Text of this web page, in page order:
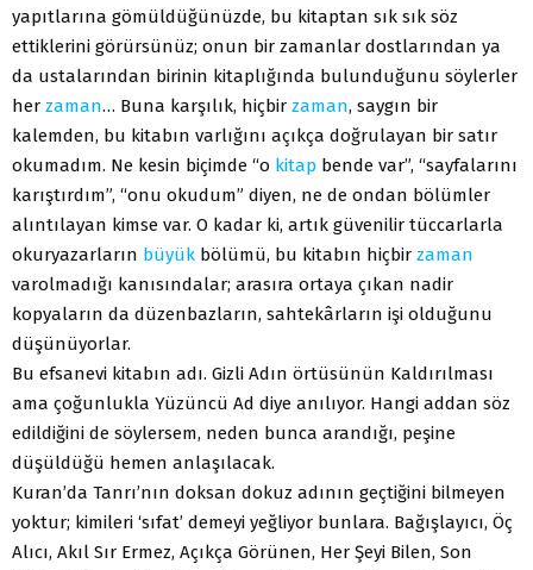
yapıtlarına gömüldüğünüzde, bu kitaptan sık sık söz
ettiklerini görürsünüz; onun bir zamanlar dostlarından ya
da ustalarından birinin kitaplığında bulunduğunu söylerler
her zaman… Buna karşılık, hiçbir zaman, saygın bir
kalemden, bu kitabın varlığını açıkça doğrulayan bir satır
okumadım. Ne kesin biçimde “o kitap bende var”, “sayfalarını
karıştırdım”, “onu okudum” diyen, ne de ondan bölümler
alıntılayan kimse var. O kadar ki, artık güvenilir tüccarlarla
okuryazarların büyük bölümü, bu kitabın hiçbir zaman
varolmadığı kanısındalar; arasıra ortaya çıkan nadir
kopyaların da düzenbazların, sahtekârların işi olduğunu
düşünüyorlar.
Bu efsanevi kitabın adı. Gizli Adın örtüsünün Kaldırılması
ama çoğunlukla Yüzüncü Ad diye anılıyor. Hangi addan söz
edildiğini de söylersem, neden bunca arandığı, peşine
düşüldüğü hemen anlaşılacak.
Kuran’da Tanrı’nın doksan dokuz adının geçtiğini bilmeyen
yoktur; kimileri ‘sıfat’ demeyi yeğliyor bunlara. Bağışlayıcı, Öç
Alıcı, Akıl Sır Ermez, Açıkça Görünen, Her Şeyi Bilen, Son